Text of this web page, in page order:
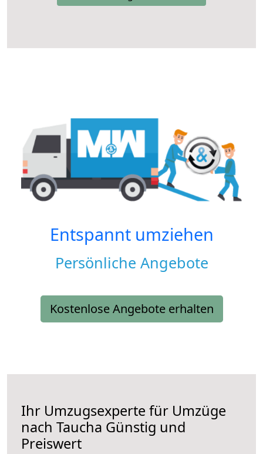
Entspannt umziehen
Persönliche Angebote
Kostenlose Angebote erhalten
Ihr Umzugsexperte für Umzüge
nach Taucha Günstig und
Preiswert